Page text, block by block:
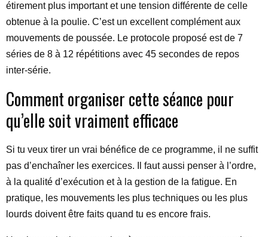
étirement plus important et une tension différente de celle
obtenue à la poulie. C’est un excellent complément aux
mouvements de poussée. Le protocole proposé est de 7
séries de 8 à 12 répétitions avec 45 secondes de repos
inter-série.
Comment organiser cette séance pour
qu’elle soit vraiment efficace
Si tu veux tirer un vrai bénéfice de ce programme, il ne suffit
pas d’enchaîner les exercices. Il faut aussi penser à l’ordre,
à la qualité d’exécution et à la gestion de la fatigue. En
pratique, les mouvements les plus techniques ou les plus
lourds doivent être faits quand tu es encore frais.